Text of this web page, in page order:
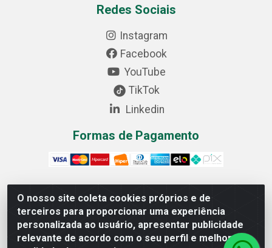
O nosso site coleta cookies próprios e de
terceiros para proporcionar uma experiência
personalizada ao usuário, apresentar publicidade
relevante de acordo com o seu perfil e melhorar a
Redes Sociais
Instagram
Facebook
YouTube
TikTok
Linkedin
Formas de Pagamento
Cofer Importadora e Distribuidora LTDA - Avenida
Progresso, 1829, Letra D - Centro Industrial, Carmo do
Cajuru/MG - CEP: 35.557-000 - 03.064.064/0001-44